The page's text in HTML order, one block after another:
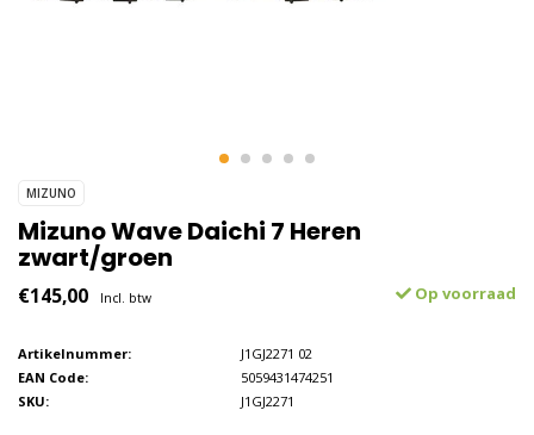
MIZUNO
Mizuno Wave Daichi 7 Heren
zwart/groen
€145,00 Incl. btw Op voorraad
Artikelnummer:
J1GJ2271 02
EAN Code:
5059431474251
SKU:
J1GJ2271